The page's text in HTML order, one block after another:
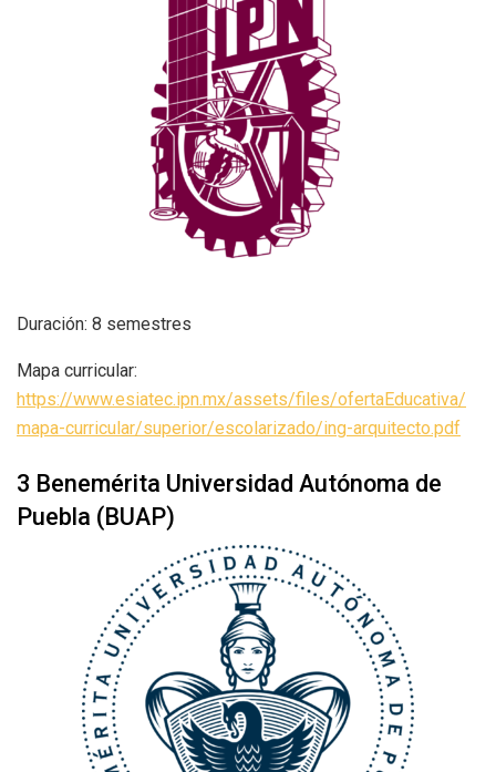
Duración: 8 semestres
Mapa curricular:
https://www.esiatec.ipn.mx/assets/files/ofertaEducativa/
mapa-curricular/superior/escolarizado/ing-arquitecto.pdf
3 Benemérita Universidad Autónoma de
Puebla (BUAP)